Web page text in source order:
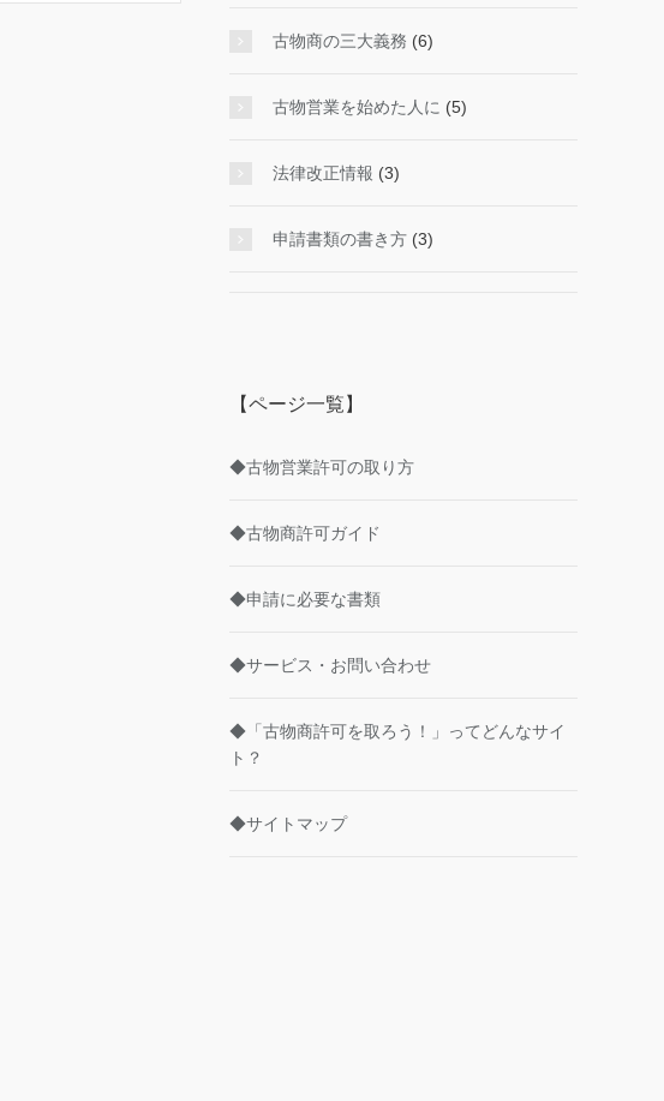
古物商の三大義務 (6)
古物営業を始めた人に (5)
法律改正情報 (3)
申請書類の書き方 (3)
【ページ一覧】
◆古物営業許可の取り方
◆古物商許可ガイド
◆申請に必要な書類
◆サービス・お問い合わせ
◆「古物商許可を取ろう！」ってどんなサイ
ト？
◆サイトマップ